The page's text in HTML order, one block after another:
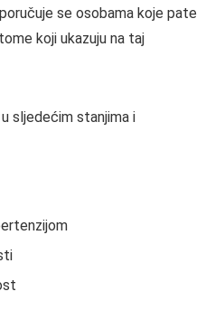
se osobama koje pate
koji ukazuju na taj
sljedećim stanjima i